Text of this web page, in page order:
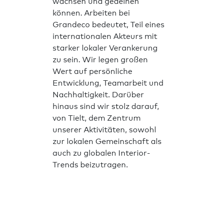
können. Arbeiten bei
Grandeco bedeutet, Teil eines
internationalen Akteurs mit
starker lokaler Verankerung
zu sein. Wir legen großen
Wert auf persönliche
Entwicklung, Teamarbeit und
Nachhaltigkeit. Darüber
hinaus sind wir stolz darauf,
von Tielt, dem Zentrum
unserer Aktivitäten, sowohl
zur lokalen Gemeinschaft als
auch zu globalen Interior-
Trends beizutragen.